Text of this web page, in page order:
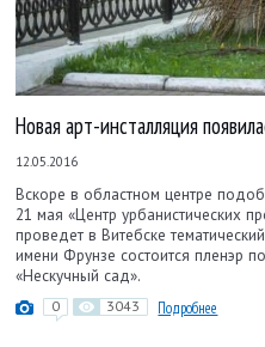
Новая арт-инсталляция
12.05.2016
Вскоре в областном центре
21 мая «Центр урбанистических
проведет в Витебске
имени Фрунзе состоится пленэр
«Нескучный сад».
0 3043 Подробнее